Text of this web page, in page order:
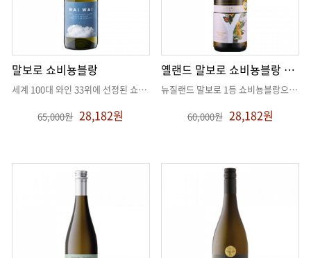
말보로 쇼비뇽블랑
세계 100대 와인 33위에 선정된 쇼비뇽블랑 . .
65,000원 28,182원
옐랜드 말보로 쇼비뇽블랑 리저브
뉴질랜드 말보로 1등 쇼비뇽블랑으로 명실상부 지정된 옐랜드
60,000원 28,182원